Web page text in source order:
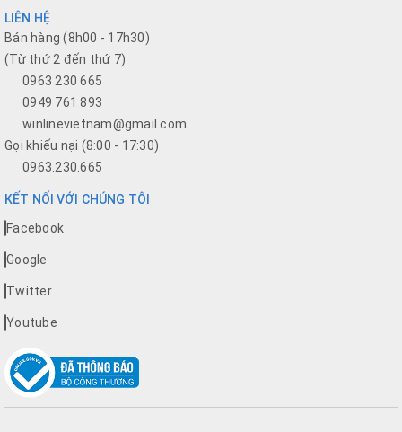
LIÊN HỆ
Bán hàng (8h00 - 17h30)
(Từ thứ 2 đến thứ 7)
0963 230 665
0949 761 893
winlinevietnam@gmail.com
Gọi khiếu nại (8:00 - 17:30)
0963.230.665
KẾT NỐI VỚI CHÚNG TÔI
Facebook
Google
Twitter
Youtube